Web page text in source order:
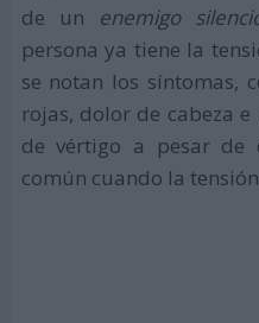
de un enemigo
persona ya tiene la
se notan los síntomas,
rojas, dolor de cabeza
de vértigo a pesar de
común cuando la